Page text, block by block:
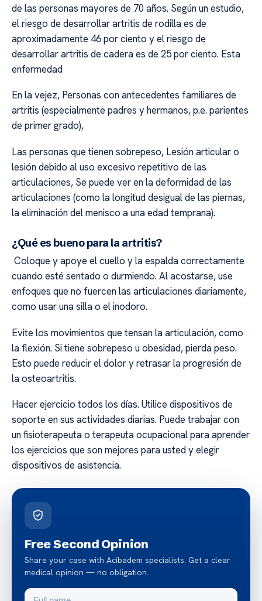
de las personas mayores de 70 años. Según un estudio,
el riesgo de desarrollar artritis de rodilla es de
aproximadamente 46 por ciento y el riesgo de
desarrollar artritis de cadera es de 25 por ciento. Esta
enfermedad
En la vejez, Personas con antecedentes familiares de
artritis (especialmente padres y hermanos, p.e. parientes
de primer grado),
Las personas que tienen sobrepeso, Lesión articular o
lesión debido al uso excesivo repetitivo de las
articulaciones, Se puede ver en la deformidad de las
articulaciones (como la longitud desigual de las piernas,
la eliminación del menisco a una edad temprana).
¿Qué es bueno para la artritis?
Coloque y apoye el cuello y la espalda correctamente
cuando esté sentado o durmiendo. Al acostarse, use
enfoques que no fuercen las articulaciones diariamente,
como usar una silla o el inodoro.
Evite los movimientos que tensan la articulación, como
la flexión. Si tiene sobrepeso u obesidad, pierda peso.
Esto puede reducir el dolor y retrasar la progresión de
la osteoartritis.
Hacer ejercicio todos los días. Utilice dispositivos de
soporte en sus actividades diarias. Puede trabajar con
un fisioterapeuta o terapeuta ocupacional para aprender
los ejercicios que son mejores para usted y elegir
dispositivos de asistencia.
Free Second Opinion
Share your case with Acibadem specialists. Get a clear
medical opinion — no obligation.